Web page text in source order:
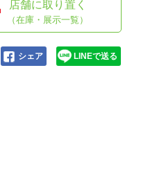
店舗に取り置く
（在庫・展示一覧）
シェア LINEで送る